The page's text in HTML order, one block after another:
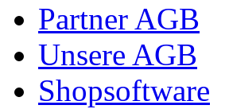
Partner AGB
Unsere AGB
Shopsoftware